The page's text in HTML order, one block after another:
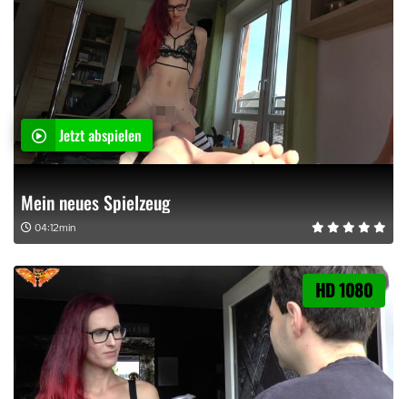
Jetzt abspielen
Mein neues Spielzeug
04:12min
HD 1080